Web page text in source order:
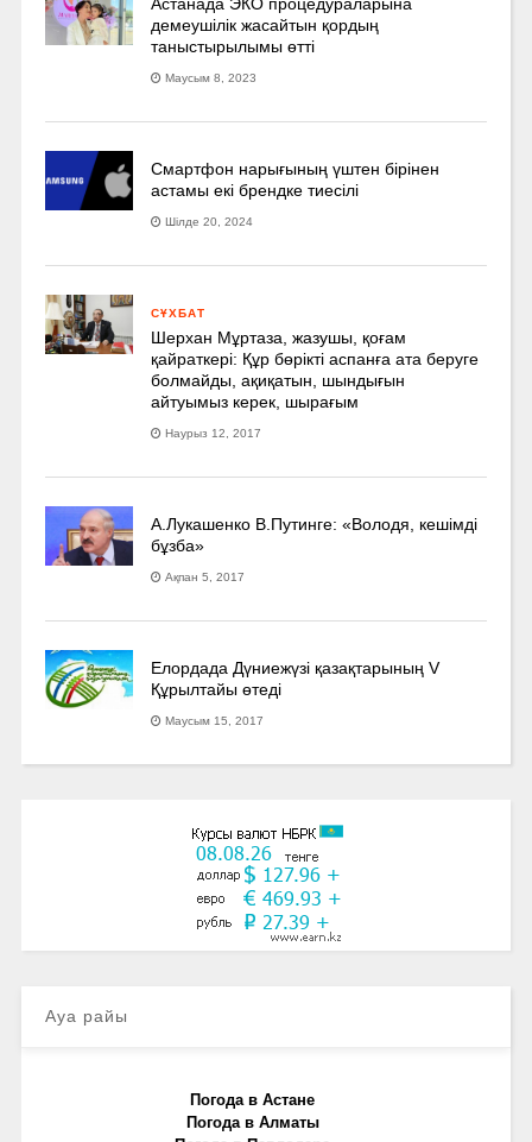
Астанада ЭКО процедураларына
демеушілік жасайтын қордың
таныстырылымы өтті
Маусым 8, 2023
Смартфон нарығының үштен бірінен
астамы екі брендке тиесілі
Шілде 20, 2024
СҰХБАТ
Шерхан Мұртаза, жазушы, қоғам
қайраткері: Құр бөрікті аспанға ата беруге
болмайды, ақиқатын, шындығын
айтуымыз керек, шырағым
Наурыз 12, 2017
А.Лукашенко В.Путинге: «Володя, кешімді
бұзба»
Ақпан 5, 2017
Елордада Дүниежүзі қазақтарының V
Құрылтайы өтеді
Маусым 15, 2017
Ауа райы
Погода в Астане
Погода в Алматы